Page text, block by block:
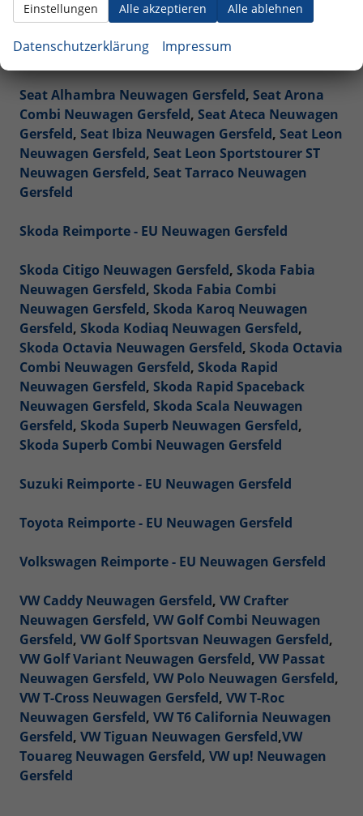
Renault Reimporte - EU Neuwagen Gersfeld
Seat Reimporte - EU Neuwagen Gersfeld
Seat Alhambra Neuwagen Gersfeld, Seat Arona
Combi Neuwagen Gersfeld, Seat Ateca Neuwagen
Gersfeld, Seat Ibiza Neuwagen Gersfeld, Seat Leon
Neuwagen Gersfeld, Seat Leon Sportstourer ST
Neuwagen Gersfeld, Seat Tarraco Neuwagen
Gersfeld
Skoda Reimporte - EU Neuwagen Gersfeld
Skoda Citigo Neuwagen Gersfeld, Skoda Fabia
Neuwagen Gersfeld, Skoda Fabia Combi
Neuwagen Gersfeld, Skoda Karoq Neuwagen
Gersfeld, Skoda Kodiaq Neuwagen Gersfeld,
Skoda Octavia Neuwagen Gersfeld, Skoda Octavia
Combi Neuwagen Gersfeld, Skoda Rapid
Neuwagen Gersfeld, Skoda Rapid Spaceback
Neuwagen Gersfeld, Skoda Scala Neuwagen
Gersfeld, Skoda Superb Neuwagen Gersfeld,
Skoda Superb Combi Neuwagen Gersfeld
Suzuki Reimporte - EU Neuwagen Gersfeld
Toyota Reimporte - EU Neuwagen Gersfeld
Volkswagen Reimporte - EU Neuwagen Gersfeld
VW Caddy Neuwagen Gersfeld, VW Crafter
Neuwagen Gersfeld, VW Golf Combi Neuwagen
Gersfeld, VW Golf Sportsvan Neuwagen Gersfeld,
VW Golf Variant Neuwagen Gersfeld, VW Passat
Neuwagen Gersfeld, VW Polo Neuwagen Gersfeld,
VW T-Cross Neuwagen Gersfeld, VW T-Roc
Neuwagen Gersfeld, VW T6 California Neuwagen
Gersfeld, VW Tiguan Neuwagen Gersfeld,VW
Touareg Neuwagen Gersfeld, VW up! Neuwagen
Gersfeld
Alle akzeptieren Alle ablehnen
Einstellungen
Datenschutzerklärung Impressum